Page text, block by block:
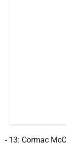
- 13: Cormac